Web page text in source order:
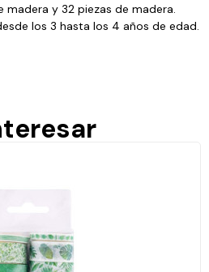
madera y 32 piezas de madera.
los 3 hasta los 4 años de edad.